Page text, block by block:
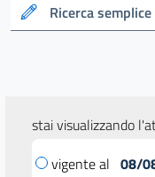
Ricerca semplice
stai visualizzando
vigente al